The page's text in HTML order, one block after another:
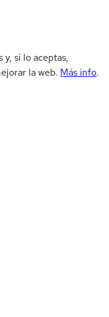
y, si lo aceptas,
la web. Más info.